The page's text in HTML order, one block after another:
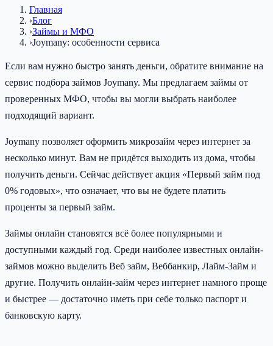
Главная
›Блог
›Займы и МФО
›Joymany: особенности сервиса
Если вам нужно быстро занять деньги, обратите внимание на
сервис подбора займов Joymany. Мы предлагаем займы от
проверенных МФО, чтобы вы могли выбрать наиболее
подходящий вариант.
Joymany позволяет оформить микрозайм через интернет за
несколько минут. Вам не придётся выходить из дома, чтобы
получить деньги. Сейчас действует акция «Первый займ под
0% годовых», что означает, что вы не будете платить
проценты за первый займ.
Займы онлайн становятся всё более популярными и
доступными каждый год. Среди наиболее известных онлайн-
займов можно выделить Веб займ, Веббанкир, Лайм-Займ и
другие. Получить онлайн-займ через интернет намного проще
и быстрее — достаточно иметь при себе только паспорт и
банковскую карту.